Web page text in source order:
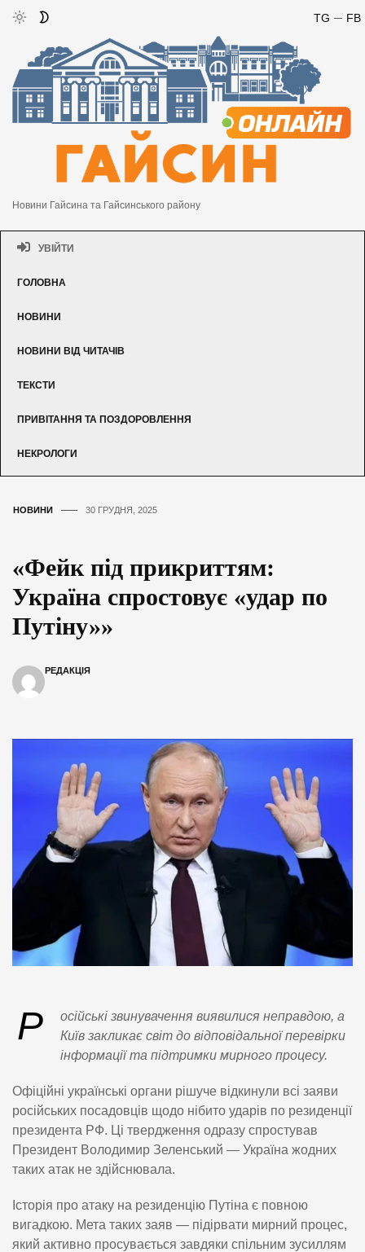
FB
TG
Новини Гайсина та Гайсинського району
УВІЙТИ
ГОЛОВНА
НОВИНИ
НОВИНИ ВІД ЧИТАЧІВ
ТЕКСТИ
ПРИВІТАННЯ ТА ПОЗДОРОВЛЕННЯ
НЕКРОЛОГИ
НОВИНИ 30 ГРУДНЯ, 2025
«Фейк під прикриттям:
Україна спростовує «удар по
Путіну»»
РЕДАКЦІЯ
Р
осійські звинувачення виявилися неправдою, а
Київ закликає світ до відповідальної перевірки
інформації та підтримки мирного процесу.
Офіційні українські органи рішуче відкинули всі заяви
російських посадовців щодо нібито ударів по резиденції
президента РФ. Ці твердження одразу спростував
Президент Володимир Зеленський — Україна жодних
таких атак не здійснювала.
Історія про атаку на резиденцію Путіна є повною
вигадкою. Мета таких заяв — підірвати мирний процес,
який активно просувається завдяки спільним зусиллям